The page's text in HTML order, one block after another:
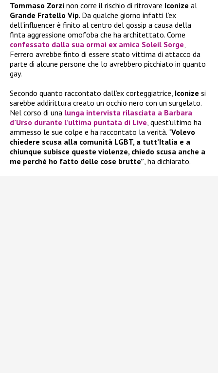
Tommaso Zorzi non corre il rischio di ritrovare Iconize al
Grande Fratello Vip. Da qualche giorno infatti l’ex
dell’influencer è finito al centro del gossip a causa della
finta aggressione omofoba che ha architettato. Come
confessato dalla sua ormai ex amica Soleil Sorge,
Ferrero avrebbe finto di essere stato vittima di attacco da
parte di alcune persone che lo avrebbero picchiato in quanto
gay.
Secondo quanto raccontato dall’ex corteggiatrice, Iconize si
sarebbe addirittura creato un occhio nero con un surgelato.
Nel corso di una lunga intervista rilasciata a Barbara
d’Urso durante l’ultima puntata di Live, quest’ultimo ha
ammesso le sue colpe e ha raccontato la verità. “Volevo
chiedere scusa alla comunità LGBT, a tutt’Italia e a
chiunque subisce queste violenze, chiedo scusa anche a
me perché ho fatto delle cose brutte”, ha dichiarato.